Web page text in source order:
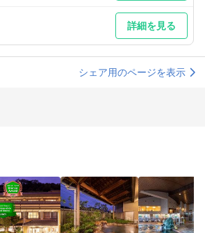
詳細を見る
シェア用のページを表示